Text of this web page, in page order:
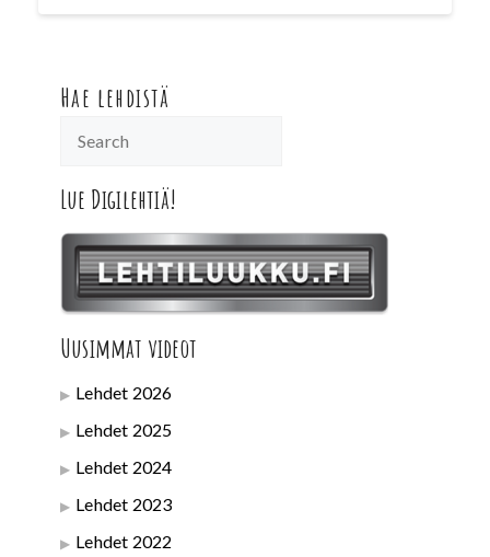
Hae lehdistä
Lue Digilehtiä!
Uusimmat videot
Lehdet 2026
Lehdet 2025
Lehdet 2024
Lehdet 2023
Lehdet 2022